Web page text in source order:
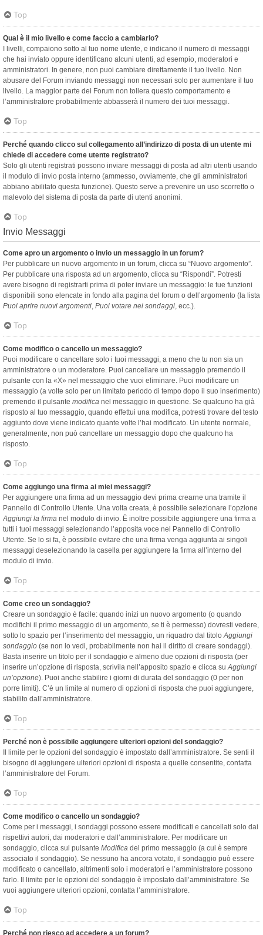
Top
Qual è il mio livello e come faccio a cambiarlo?
I livelli, compaiono sotto al tuo nome utente, e indicano il numero di messaggi
che hai inviato oppure identificano alcuni utenti, ad esempio, moderatori e
amministratori. In genere, non puoi cambiare direttamente il tuo livello. Non
abusare del Forum inviando messaggi non necessari solo per aumentare il tuo
livello. La maggior parte dei Forum non tollera questo comportamento e
l’amministratore probabilmente abbasserà il numero dei tuoi messaggi.
Top
Perché quando clicco sul collegamento all’indirizzo di posta di un utente mi
chiede di accedere come utente registrato?
Solo gli utenti registrati possono inviare messaggi di posta ad altri utenti usando
il modulo di invio posta interno (ammesso, ovviamente, che gli amministratori
abbiano abilitato questa funzione). Questo serve a prevenire un uso scorretto o
malevolo del sistema di posta da parte di utenti anonimi.
Top
Invio Messaggi
Come apro un argomento o invio un messaggio in un forum?
Per pubblicare un nuovo argomento in un forum, clicca su “Nuovo argomento”.
Per pubblicare una risposta ad un argomento, clicca su “Rispondi”. Potresti
avere bisogno di registrarti prima di poter inviare un messaggio: le tue funzioni
disponibili sono elencate in fondo alla pagina del forum o dell’argomento (la lista
Puoi aprire nuovi argomenti, Puoi votare nei sondaggi, ecc.).
Top
Come modifico o cancello un messaggio?
Puoi modificare o cancellare solo i tuoi messaggi, a meno che tu non sia un
amministratore o un moderatore. Puoi cancellare un messaggio premendo il
pulsante con la «X» nel messaggio che vuoi eliminare. Puoi modificare un
messaggio (a volte solo per un limitato periodo di tempo dopo il suo inserimento)
premendo il pulsante modifica nel messaggio in questione. Se qualcuno ha già
risposto al tuo messaggio, quando effettui una modifica, potresti trovare del testo
aggiunto dove viene indicato quante volte l’hai modificato. Un utente normale,
generalmente, non può cancellare un messaggio dopo che qualcuno ha
risposto.
Top
Come aggiungo una firma ai miei messaggi?
Per aggiungere una firma ad un messaggio devi prima crearne una tramite il
Pannello di Controllo Utente. Una volta creata, è possibile selezionare l’opzione
Aggiungi la firma nel modulo di invio. È inoltre possibile aggiungere una firma a
tutti i tuoi messaggi selezionando l’apposita voce nel Pannello di Controllo
Utente. Se lo si fa, è possibile evitare che una firma venga aggiunta ai singoli
messaggi deselezionando la casella per aggiungere la firma all’interno del
modulo di invio.
Top
Come creo un sondaggio?
Creare un sondaggio è facile: quando inizi un nuovo argomento (o quando
modifichi il primo messaggio di un argomento, se ti è permesso) dovresti vedere,
sotto lo spazio per l’inserimento del messaggio, un riquadro dal titoloAggiungi
sondaggio (se non lo vedi, probabilmente non hai il diritto di creare sondaggi).
Basta inserire un titolo per il sondaggio e almeno due opzioni di risposta (per
inserire un’opzione di risposta, scrivila nell’apposito spazio e clicca suAggiungi
un’opzione). Puoi anche stabilire i giorni di durata del sondaggio (0 per non
porre limiti). C’è un limite al numero di opzioni di risposta che puoi aggiungere,
stabilito dall’amministratore.
Top
Perché non è possibile aggiungere ulteriori opzioni del sondaggio?
Il limite per le opzioni del sondaggio è impostato dall’amministratore. Se senti il
bisogno di aggiungere ulteriori opzioni di risposta a quelle consentite, contatta
l’amministratore del Forum.
Top
Come modifico o cancello un sondaggio?
Come per i messaggi, i sondaggi possono essere modificati e cancellati solo dai
rispettivi autori, dai moderatori e dall’amministratore. Per modificare un
sondaggio, clicca sul pulsante Modifica del primo messaggio (a cui è sempre
associato il sondaggio). Se nessuno ha ancora votato, il sondaggio può essere
modificato o cancellato, altrimenti solo i moderatori e l’amministratore possono
farlo. Il limite per le opzioni del sondaggio è impostato dall’amministratore. Se
vuoi aggiungere ulteriori opzioni, contatta l’amministratore.
Top
Perché non riesco ad accedere a un forum?